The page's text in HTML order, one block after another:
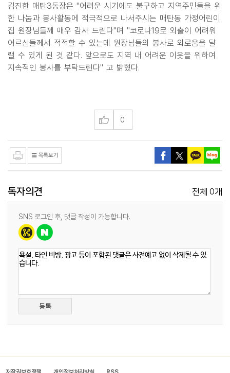
김진한 매탄3동장은 "어려운 시기에도 불구하고 지역주민들을 위
한 나눔과 봉사활동에 적극적으로 나서주시는 매탄동 가정어린이
집 원장님들께 매우 감사 드린다"며 "코로나19로 외출이 어려워
어르신들께서 적적할 수 있는데 원장님들의 봉사로 외로움을 달
랠 수 있게 된 것 같다. 앞으로도 지역 내 어려운 이웃을 위하여
지속적인 봉사를 부탁드린다" 고 밝혔다.
0
독자의견 전체 0개
SNS 로그인 후, 댓글 작성이 가능합니다.
등록